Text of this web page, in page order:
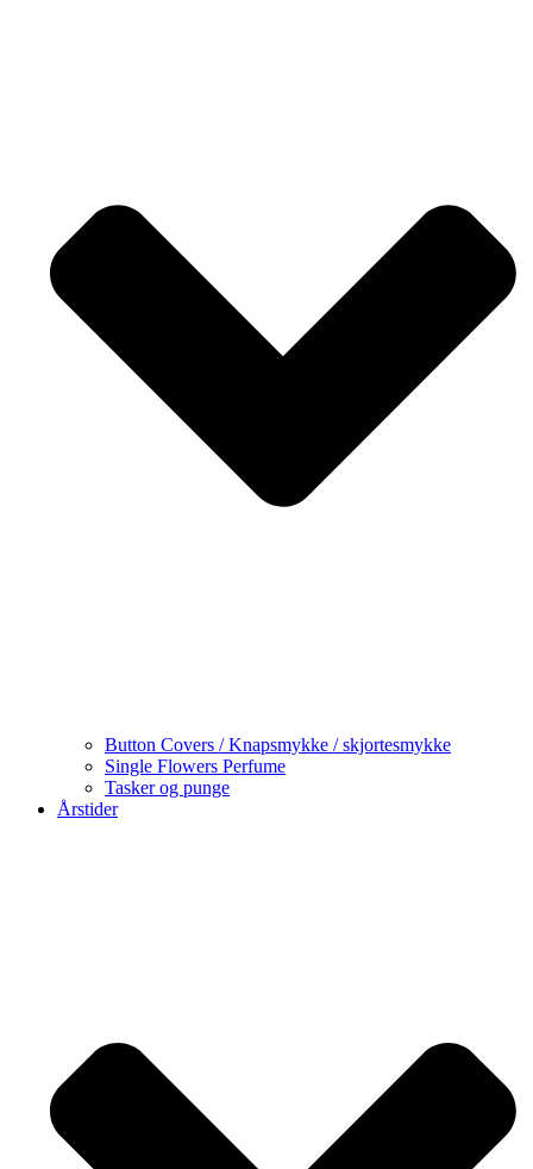
Button Covers / Knapsmykke / skjortesmykke
Single Flowers Perfume
Tasker og punge
Årstider